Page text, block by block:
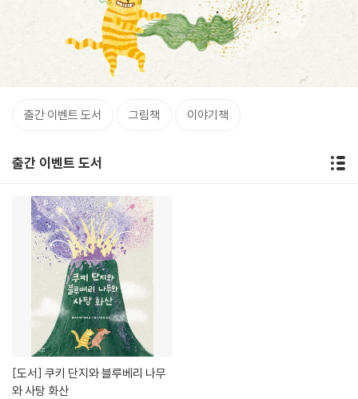
출간 이벤트 도서 그림책 이야기책
출간 이벤트 도서
[도서]
와 사탕 화산